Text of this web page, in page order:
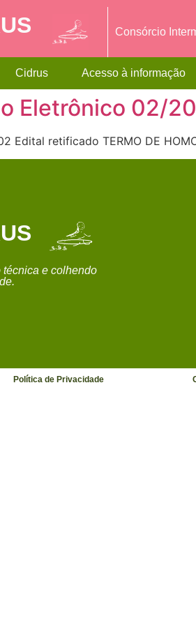
Consórcio
Cidrus Acesso à informação
Eletrônico 02/
Edital retificado TERMO DE
técnica e colhendo
Política de Privacidade